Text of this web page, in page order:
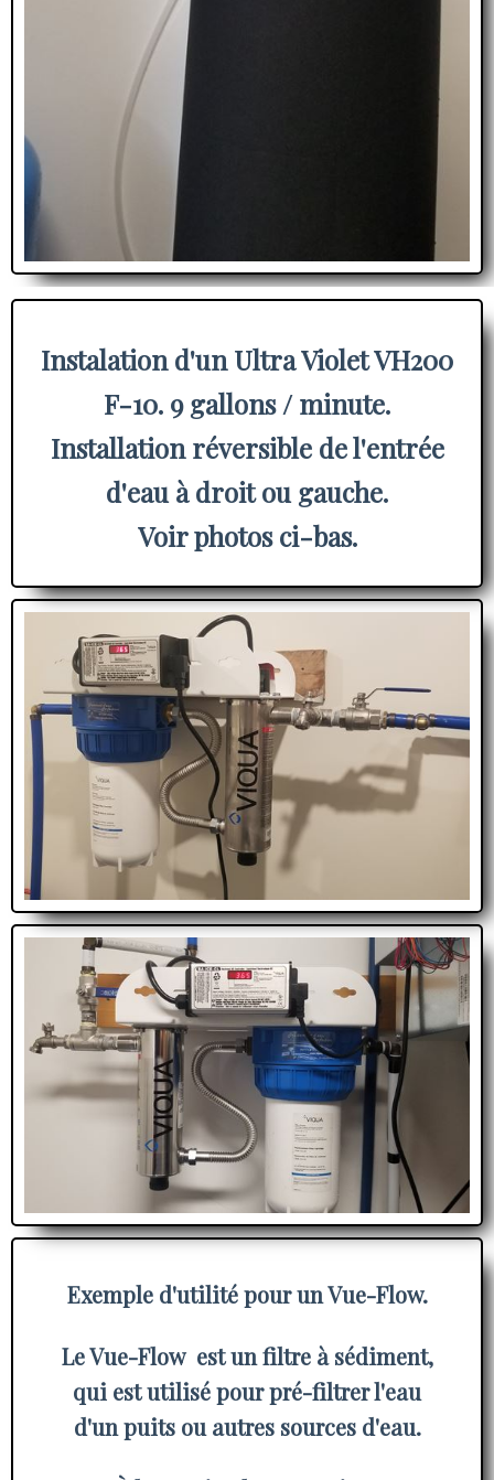
Instalation d'un Ultra Violet VH200
F-10. 9 gallons / minute.
Installation réversible de l'entrée
d'eau à droit ou gauche.
Voir photos ci-bas.
Exemple d'utilité pour un Vue-Flow.
Le Vue-Flow est un filtre à sédiment,
qui est utilisé pour pré-filtrer l'eau
d'un puits ou autres sources d'eau.